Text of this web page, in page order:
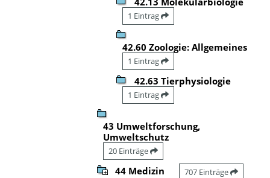
1 Eintrag
42.60 Zoologie: Allgemeines
1 Eintrag
42.63 Tierphysiologie
1 Eintrag
43 Umweltforschung,
Umweltschutz
20 Einträge
44 Medizin 707 Einträge